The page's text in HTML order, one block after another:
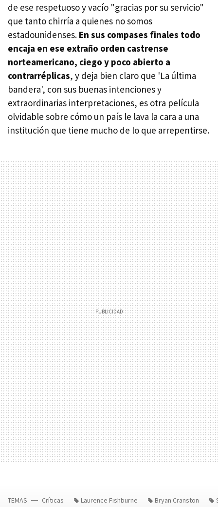
de ese respetuoso y vacío "gracias por su servicio"
que tanto chirría a quienes no somos
estadounidenses. En sus compases finales todo
encaja en ese extraño orden castrense
norteamericano, ciego y poco abierto a
contrarréplicas, y deja bien claro que 'La última
bandera', con sus buenas intenciones y
extraordinarias interpretaciones, es otra película
olvidable sobre cómo un país le lava la cara a una
institución que tiene mucho de lo que arrepentirse.
TEMAS Críticas Laurence Fishburne Bryan Cranston